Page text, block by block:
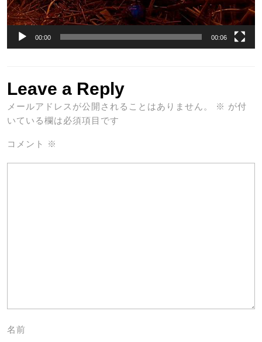
00:00 00:06
Leave a Reply
メールアドレスが公開されることはありません。 ※ が付
いている欄は必須項目です
コメント ※
名前